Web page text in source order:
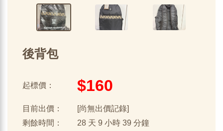
後背包
起標價： $160
目前出價：
[尚無出價記錄]
剩餘時間：
28 天 9 小時 39 分鐘